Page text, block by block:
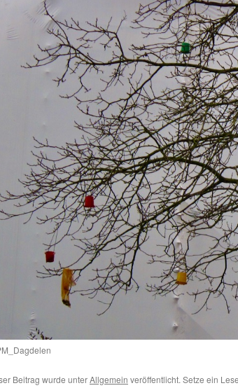
Beitrag wurde unterAllgemein veröffentlicht. Setze ein